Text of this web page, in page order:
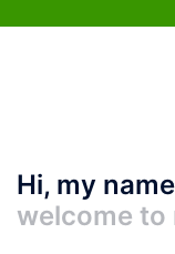
ス
Hi, my
welcome to